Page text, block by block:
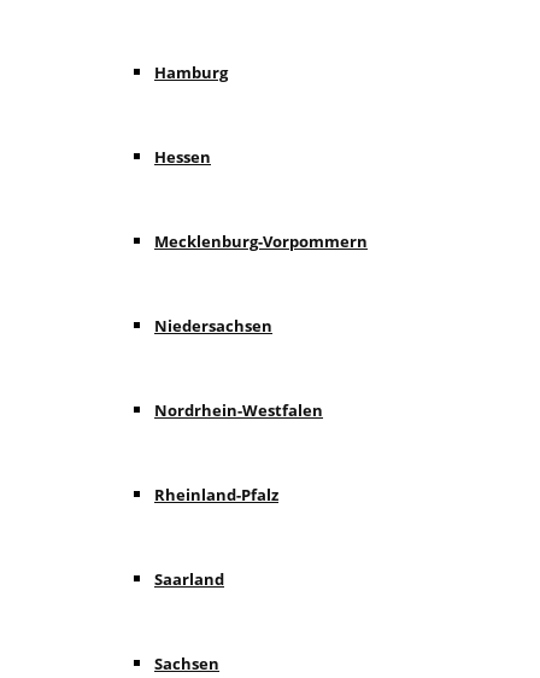
Hamburg
Hessen
Mecklenburg-Vorpommern
Niedersachsen
Nordrhein-Westfalen
Rheinland-Pfalz
Saarland
Sachsen